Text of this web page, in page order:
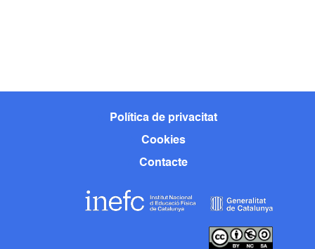
Política de privacitat
Cookies
Contacte